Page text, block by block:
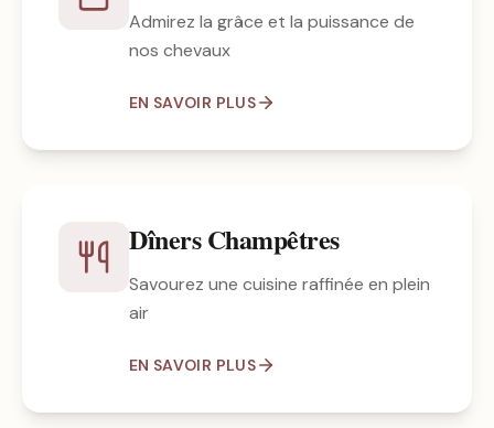
Admirez la grâce et la puissance de
nos chevaux
EN SAVOIR PLUS
Dîners Champêtres
Savourez une cuisine raffinée en plein
air
EN SAVOIR PLUS